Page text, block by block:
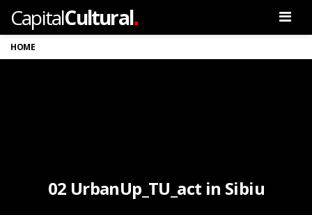
CapitalCultural.
HOME
02 UrbanUp_TU_act in Sibiu